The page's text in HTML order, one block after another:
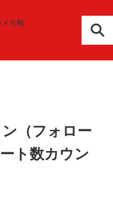
モ帳
（フォロー
ト数カウン